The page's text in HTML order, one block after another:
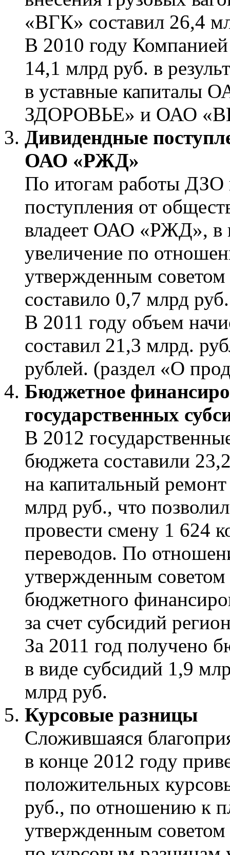
«ВГК» составил 26,4
В 2010 году
14,1 млрд руб. в
в уставные
ЗДОРОВЬЕ» и ОАО
Дивидендные
ОАО «РЖД»
По итогам работы ДЗО
поступления от
владеет ОАО «РЖД», в
увеличение по
утвержденным
составило 0,7 млрд руб.
В 2011 году объем
составил 21,3 млрд.
рублей. (раздел «О
Бюджетное
государственных
В 2012
бюджета составили
на капитальный
млрд руб., что
провести смену 1 624
переводов. По
утвержденным
бюджетного
за счет субсидий
За 2011 год получено
в виде субсидий 1,9
млрд руб.
Курсовые разницы
Сложившаяся
в конце 2012 году
положительных
руб., по отношению к
утвержденным